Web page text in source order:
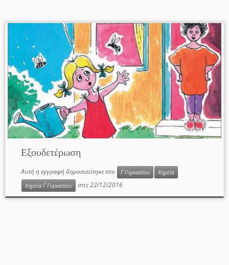
Εξουδετέρωση
Αυτή η εγγραφή δημοσιεύτηκε στο Γ΄ Γυμνασίου
Χημεία
Χημεία Γ΄ Γυμνασίου
στις22/12/2016